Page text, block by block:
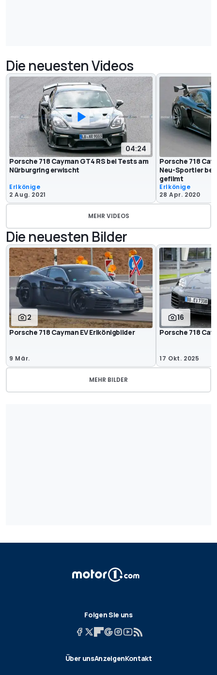
Die neuesten Videos
04:24
Porsche 718 Cayman GT4 RS bei Tests am
Nürburgring erwischt
Erlkönige
2 Aug. 2021
Porsche 718
Neu-Sportler bei
gefilmt
Erlkönige
28 Apr. 2020
MEHR VIDEOS
Die neuesten Bilder
2
Porsche 718 Cayman EV Erlkönigbilder
9 Mär.
16
Porsche 718
17 Okt. 2025
MEHR BILDER
Folgen Sie uns
Über unsAnzeigenKontakt